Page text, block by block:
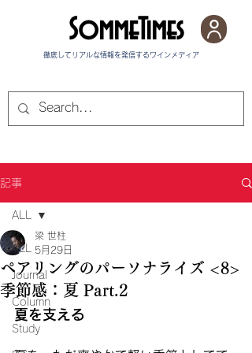
徹底してリアルな情報を発信する​ワインメディア
SommeTimes
記事
ALL
Journal
Column
Study
ALL
ペアリングのパーソナライズ <8>
季節感：夏 Part.2
梁 世柱
5月29日
夏を支える